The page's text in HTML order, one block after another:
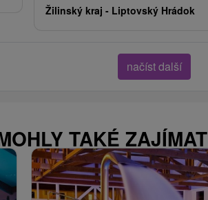
Žilinský kraj - Liptovský Hrádok
načíst další
TAKÉ ZAJÍMAT